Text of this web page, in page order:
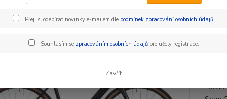
Doprava ZDARMA
138
Přeji si odebírat novinky e-mailem dle podmínek zpracování osobních údajů.
Souhlasím se zpracováním osobních údajůpro účely registrace.
Zavřít